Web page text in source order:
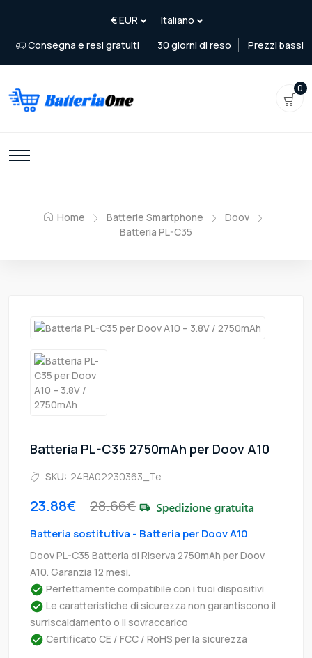
Consegna e resi gratuiti 30 giorni di reso Prezzi bassi
0
Home Batterie Smartphone
Doov
Batteria PL-C35
Batteria PL-C35 2750mAh per Doov A10
SKU: 24BA02230363_Te
23.88€ 28.66€
Batteria sostitutiva - Batteria per Doov A10
Doov PL-C35 Batteria di Riserva 2750mAh per Doov
A10. Garanzia 12 mesi.
Perfettamente compatibile con i tuoi dispositivi
Le caratteristiche di sicurezza non garantiscono il
surriscaldamento o il sovraccarico
Certificato CE / FCC / RoHS per la sicurezza